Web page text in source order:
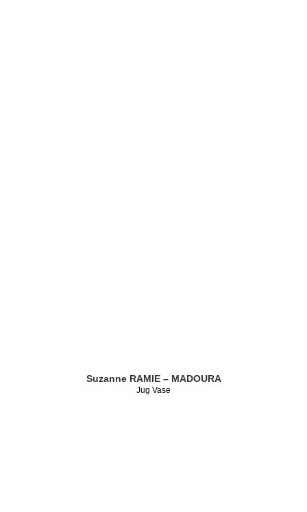
Suzanne RAMIE – MADOURA
Jug Vase